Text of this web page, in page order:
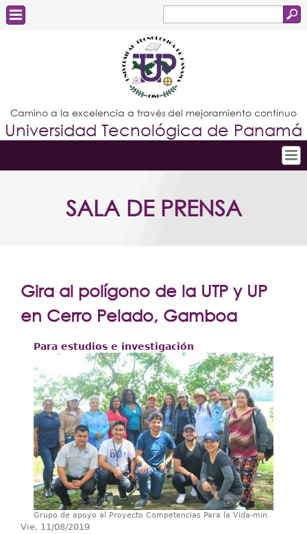
de
búsqueda
Estudiantes
Docentes
Administrativos
Graduados
Camino a la excelencia a través del mejoramiento continuo
Universidad Tecnológica de Panamá
Conoce la UTP
Postgrados
Extensión
Centros Regionales
Servicios
Internacional
Transparencia
SALA DE PRENSA
Gira al polígono de la UTP y UP
en Cerro Pelado, Gamboa
Para estudios e investigación
Grupo de apoyo al Proyecto Competencias Para la Vida-min.
Vie, 11/08/2019